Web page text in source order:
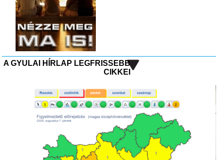
A GYULAI HÍRLAP LEGFRISSEBB
CIKKEI